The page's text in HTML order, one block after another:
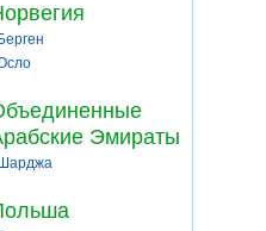
Берген
Эмираты
Шарджа